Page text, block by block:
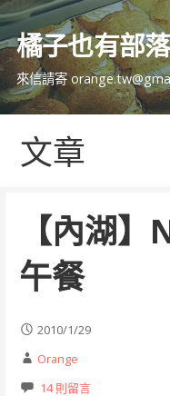
跳
主
內
橘子也有部
來信請寄
文章
【內湖
午餐
2010/1/29
Orange
14 則留言